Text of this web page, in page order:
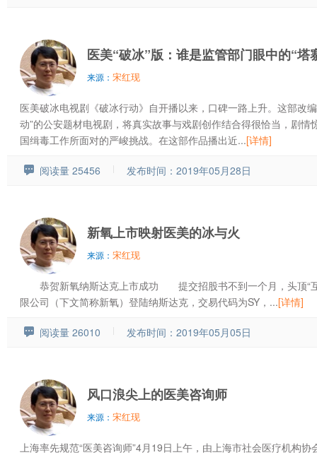
医美“破冰”版：谁是监管部门眼中的“塔
来源： 宋红现
医美破冰电视剧《破冰行动》自开播以来，口碑一路上升。这部
动”的公安题材电视剧，将真实故事与戏剧创作结合得很恰当，剧
国缉毒工作所面对的严峻挑战。在这部作品播出近...[详情]
阅读量 25456 发布时间：2019年05月28日
新氧上市映射医美的冰与火
来源： 宋红现
恭贺新氧纳斯达克上市成功 提交招股书不到一个月，头顶“互
限公司（下文简称新氧）登陆纳斯达克，交易代码为SY，...[详情]
阅读量 26010 发布时间：2019年05月05日
风口浪尖上的医美咨询师
来源： 宋红现
上海率先规范“医美咨询师”4月19日上午，由上海市社会医疗机构